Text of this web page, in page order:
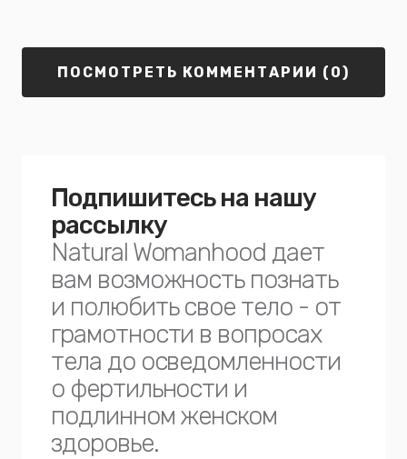
ПОСМОТРЕТЬ КОММЕНТАРИИ (0)
Подпишитесь на нашу
рассылку
Natural Womanhood дает
вам возможность познать
и полюбить свое тело - от
грамотности в вопросах
тела до осведомленности
о фертильности и
подлинном женском
здоровье.